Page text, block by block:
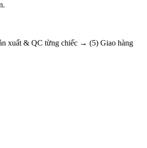
xuất & QC từng chiếc → (5) Giao hàng